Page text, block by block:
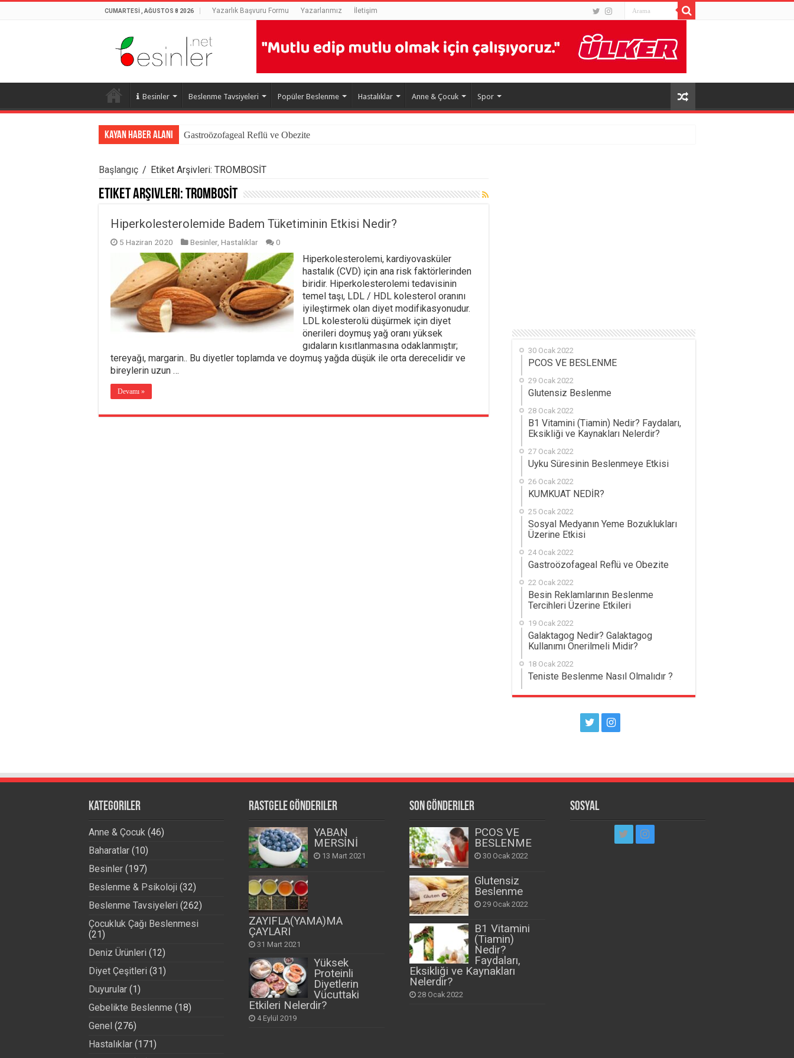
CUMARTESI , AĞUSTOS 8 2026 Yazarlık Başvuru Formu Yazarlarımız İletişim
Besinler Beslenme Tavsiyeleri Popüler Beslenme Hastalıklar Anne & Çocuk Spor
Kayan Haber Alanı Gastroözofageal Reflü ve Obezite
Başlangıç / Etiket Arşivleri: TROMBOSİT
Etiket Arşivleri:TROMBOSİT
Hiperkolesterolemide Badem Tüketiminin Etkisi Nedir?
5 Haziran 2020 Besinler, Hastalıklar 0
Hiperkolesterolemi, kardiyovasküler
hastalık (CVD) için ana risk faktörlerinden
biridir. Hiperkolesterolemi tedavisinin
temel taşı, LDL / HDL kolesterol oranını
iyileştirmek olan diyet modifikasyonudur.
LDL kolesterolü düşürmek için diyet
önerileri doymuş yağ oranı yüksek
gıdaların kısıtlanmasına odaklanmıştır;
tereyağı, margarin.. Bu diyetler toplamda ve doymuş yağda düşük ile orta derecelidir ve
bireylerin uzun …
Devamı »
30 Ocak 2022
PCOS VE BESLENME
29 Ocak 2022
Glutensiz Beslenme
28 Ocak 2022
B1 Vitamini (Tiamin) Nedir? Faydaları,
Eksikliği ve Kaynakları Nelerdir?
27 Ocak 2022
Uyku Süresinin Beslenmeye Etkisi
26 Ocak 2022
KUMKUAT NEDİR?
25 Ocak 2022
Sosyal Medyanın Yeme Bozuklukları
Üzerine Etkisi
24 Ocak 2022
Gastroözofageal Reflü ve Obezite
22 Ocak 2022
Besin Reklamlarının Beslenme
Tercihleri Üzerine Etkileri
19 Ocak 2022
Galaktagog Nedir? Galaktagog
Kullanımı Önerilmeli Midir?
18 Ocak 2022
Teniste Beslenme Nasıl Olmalıdır ?
Kategoriler
Anne & Çocuk(46)
Baharatlar(10)
Besinler(197)
Beslenme & Psikoloji (32)
Beslenme Tavsiyeleri (262)
Çocukluk Çağı Beslenmesi
(21)
Deniz Ürünleri (12)
Diyet Çeşitleri (31)
Duyurular(1)
Gebelikte Beslenme (18)
Genel (276)
Hastalıklar(171)
Rastgele Gönderiler
YABAN
MERSİNİ
13 Mart 2021
ZAYIFLA(YAMA)MA
ÇAYLARI
31 Mart 2021
Yüksek
Proteinli
Diyetlerin
Vücuttaki
Etkileri Nelerdir?
4 Eylül 2019
Son Gönderiler
PCOS VE
BESLENME
30 Ocak 2022
Glutensiz
Beslenme
29 Ocak 2022
B1 Vitamini
(Tiamin)
Nedir?
Faydaları,
Eksikliği ve Kaynakları
Nelerdir?
28 Ocak 2022
Sosyal